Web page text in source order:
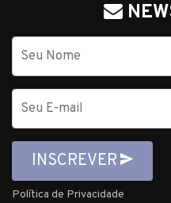
mail
INSCREVER
Política de Privacidade